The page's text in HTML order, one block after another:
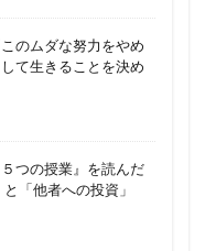
のムダな努力をやめ
て生きることを決め
つの授業』を読んだ
「他者への投資」